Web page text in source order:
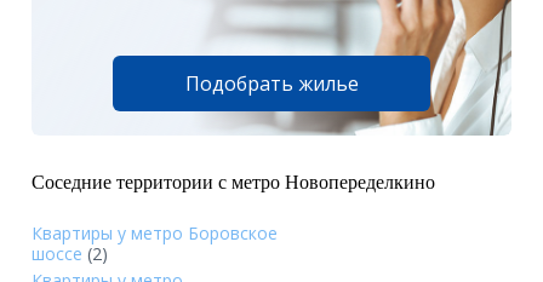
Подобрать жилье
Соседние территории с метро Новопеределкино
Квартиры у метро Боровское
шоссе (2)